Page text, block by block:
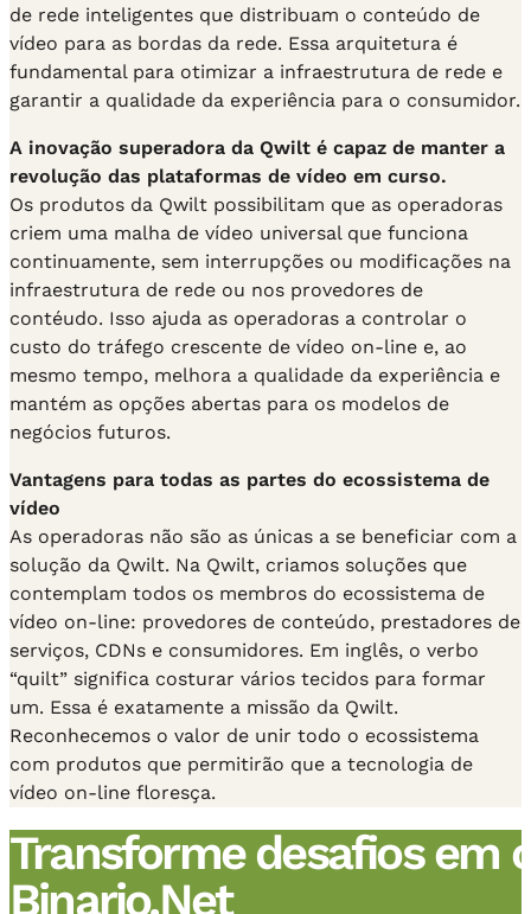
de rede inteligentes que distribuam o conteúdo de
vídeo para as bordas da rede. Essa arquitetura é
fundamental para otimizar a infraestrutura de rede e
garantir a qualidade da experiência para o consumidor.
A inovação superadora da Qwilt é capaz de manter a
revolução das plataformas de vídeo em curso.
Os produtos da Qwilt possibilitam que as operadoras
criem uma malha de vídeo universal que funciona
continuamente, sem interrupções ou modificações na
infraestrutura de rede ou nos provedores de
contéudo. Isso ajuda as operadoras a controlar o
custo do tráfego crescente de vídeo on-line e, ao
mesmo tempo, melhora a qualidade da experiência e
mantém as opções abertas para os modelos de
negócios futuros.
Vantagens para todas as partes do ecossistema de
vídeo
As operadoras não são as únicas a se beneficiar com a
solução da Qwilt. Na Qwilt, criamos soluções que
contemplam todos os membros do ecossistema de
vídeo on-line: provedores de conteúdo, prestadores de
serviços, CDNs e consumidores. Em inglês, o verbo
“quilt” significa costurar vários tecidos para formar
um. Essa é exatamente a missão da Qwilt.
Reconhecemos o valor de unir todo o ecossistema
com produtos que permitirão que a tecnologia de
vídeo on-line floresça.
Transforme desafios em
Binario.Net